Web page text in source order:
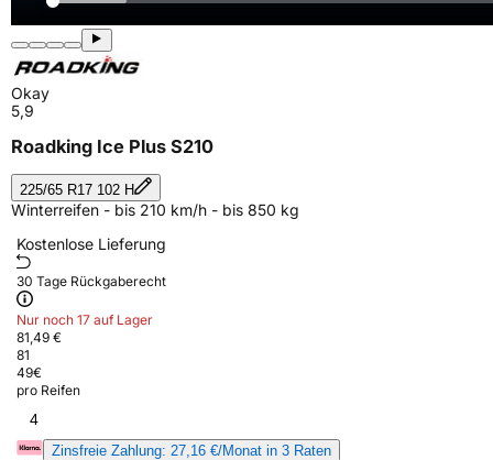
Okay
5,9
Roadking Ice Plus S210
225/65 R17 102 H
Winterreifen - bis 210 km/h - bis 850 kg
Kostenlose Lieferung
30 Tage Rückgaberecht
Nur noch 17 auf Lager
81,49 €
81
49€
pro Reifen
4
Zinsfreie Zahlung: 27,16 €/Monat in 3 Raten